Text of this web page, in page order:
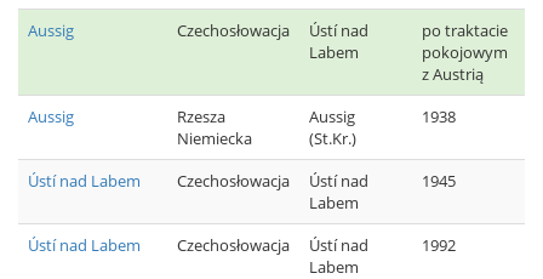
Aussig
Czechosłowacja
Ústí nad
Labem
po traktacie
pokojowym
z Austrią
Aussig
Rzesza
Niemiecka
Aussig
(St.Kr.)
1938
Ústí nad Labem Czechosłowacja
Ústí nad
Labem
1945
Ústí nad Labem Czechosłowacja
Ústí nad
Labem
1992